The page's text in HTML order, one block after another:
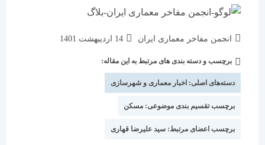
انجمن مفاخر معماری ایران
نوشته
شده
است:
14 اردیبهشت 1401
برچسب و دسته بندی های مرتبط به این مقاله:
دسته‌های اصلی:اخبار معماری و شهرسازی
برچسب تقسیم بندی موضوعی:مسکن
برچسب اعضای مرتبط: سید علیرضا قهاری